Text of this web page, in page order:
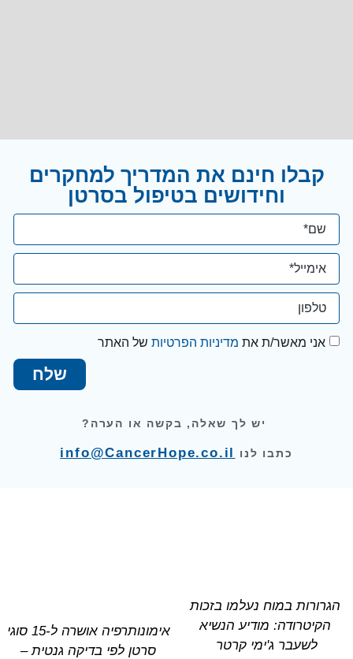
קבלו חינם את המדריך למחקרים
וחידושים בטיפול בסרטן
אני מאשר/ת את מדיניות הפרטיות של האתר
שלח
יש לך שאלה, בקשה או הערה?
כתבו לנו info@CancerHope.co.il
הגרורות במוח נעלמו בזכות
הקיטרודה: מודיע הנשיא
לשעבר ג'ימי קרטר
אימונותרפיה אושרה ל-15 סוגי
סרטן לפי בדיקה גנטית –